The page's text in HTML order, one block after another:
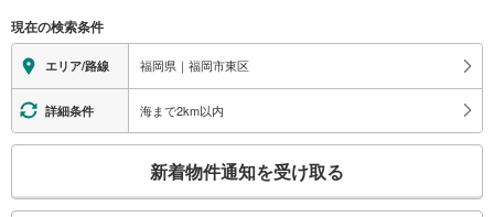
現在の検索条件
エリア/路線 福岡県｜福岡市東区
詳細条件 海まで2km以内
検
新着物件通知を受け取る